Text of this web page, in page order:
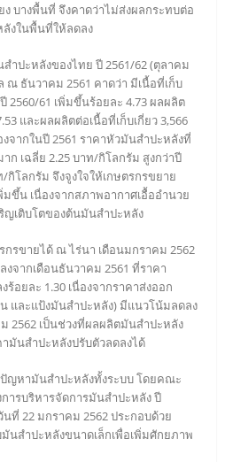
บางพื้นที่ จึงคาดว่าไม่ส่งผลกระทบต่อ
งในพื้นที่ให้ลดลง
ำปะหลังของไทย ปี 2561/62 (ตุลาคม
ณ ธันวาคม 2561 คาดว่า มีเนื้อที่เก็บ
2560/61 เพิ่มขึ้นร้อยละ 4.73 ผลผลิต
และผลผลิตต่อเนื้อที่เก็บเกี่ยว 3,566
จากในปี 2561 ราคาหัวมันสำปะหลังที่
ก เฉลี่ย 2.25 บาท/กิโลกรัม สูงกว่าปี
กิโลกรัม จึงจูงใจให้เกษตรกรขยาย
ขึ้น เนื่องจากสภาพอากาศเอื้ออำนวย
ญเติบโตของต้นมันสำปะหลัง
รขายได้ ณ ไร่นา เดือนมกราคม 2562
งจากเดือนธันวาคม 2561 ที่ราคา
อยละ 1.30 เนื่องจากราคาส่งออก
และแป้งมันสำปะหลัง) มีแนวโน้มลดลง
2562 เป็นช่วงที่ผลผลิตมันสำปะหลัง
มันสำปะหลังปรับตัวลดลงได้
ญหามันสำปะหลังทั้งระบบ โดยคณะ
ารบริหารจัดการมันสำปะหลัง ปี
นที่ 22 มกราคม 2562 ประกอบด้วย
นสำปะหลังขนาดเล็กเพื่อเพิ่มศักยภาพ